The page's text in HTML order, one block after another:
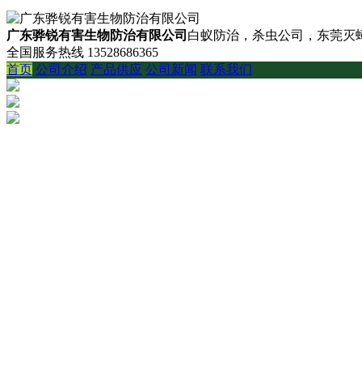
广东骅锐有害生物防治有限公司 白蚁防治，杀虫公司，东莞灭
全国服务热线 13528686365
首页 公司介绍 产品供应 公司新闻 联系我们